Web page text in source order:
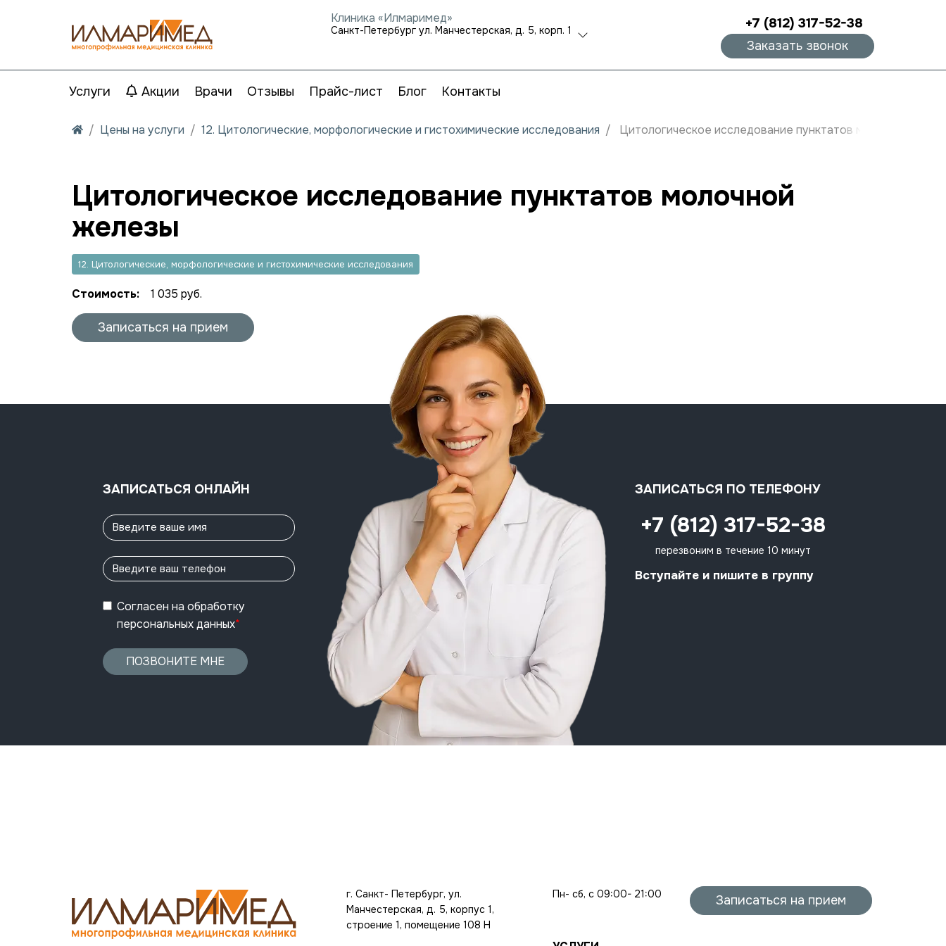
Клиника «Илмаримед»
Санкт-Петербург ул. Манчестерская, д. 5, корп. 1 +7 (812) 317-52-38
Заказать звонок
Услуги Акции Врачи Отзывы Прайс-лист Блог Контакты
Цены на услуги 12. Цитологические, морфологические и гистохимические исследования Цитологическое исследование пунктатов молочной
Цитологическое исследование пунктатов молочной
железы
12. Цитологические, морфологические и гистохимические исследования
Стоимость: 1 035 руб.
Записаться на прием
ЗАПИСАТЬСЯ ОНЛАЙН
Согласен на обработку
персональных данных*
ПОЗВОНИТЕ МНЕ
ЗАПИСАТЬСЯ ПО ТЕЛЕФОНУ
+7 (812) 317-52-38
перезвоним в течение 10 минут
Вступайте и пишите в группу
г. Санкт- Петербург, ул.
Манчестерская, д. 5, корпус 1,
строение 1, помещение 108 Н
Пн- сб, с 09:00- 21:00 Записаться на прием